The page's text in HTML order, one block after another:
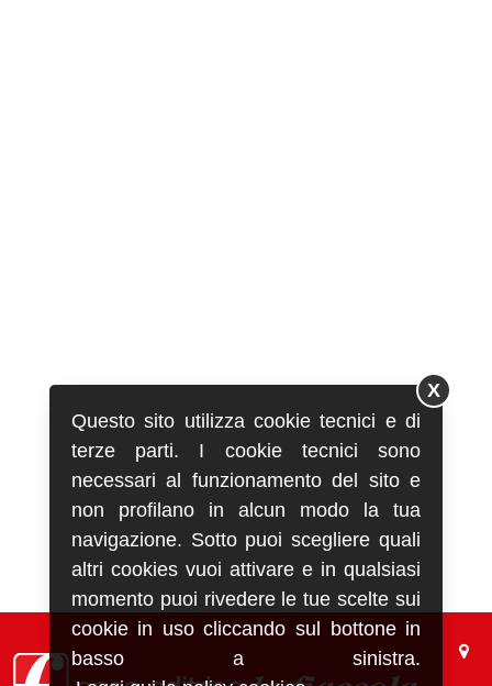
Questo sito utilizza cookie tecnici e di
terze parti. I cookie tecnici sono
necessari al funzionamento del sito e
non profilano in alcun modo la tua
navigazione. Sotto puoi scegliere quali
altri cookies vuoi attivare e in qualsiasi
momento puoi rivedere le tue scelte sui
cookie in uso cliccando sul bottone in
basso a sinistra.
X